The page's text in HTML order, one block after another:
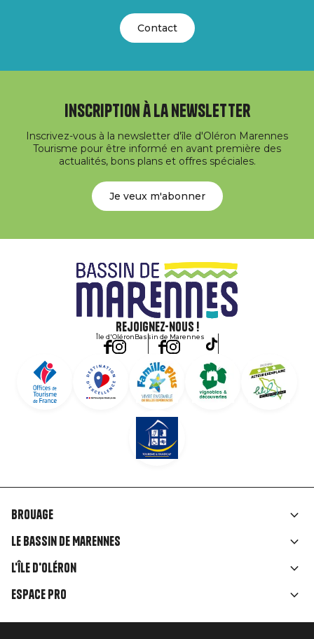
Contact
Inscription à la newsletter
Inscrivez-vous à la newsletter d'île d'Oléron Marennes
Tourisme pour être informé en avant première des
actualités, bons plans et offres spéciales.
Je veux m'abonner
Rejoignez-nous !
Île d'OléronBassin de Marennes
Liens
rubriques
Brouage
Le Bassin de Marennes
L'île d'Oléron
Espace Pro